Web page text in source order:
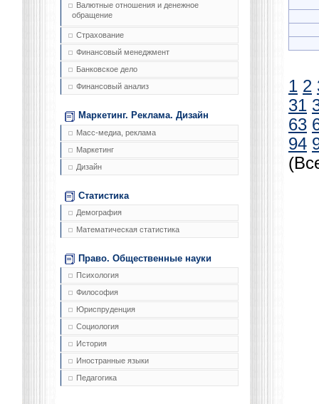
Валютные отношения и денежное
обращение
Страхование
Финансовый менеджмент
Банковское дело
Финансовый анализ
Маркетинг. Реклама. Дизайн
Масс-медиа, реклама
Маркетинг
Дизайн
Статистика
Демография
Математическая статистика
Право. Общественные науки
Психология
Философия
Юриспруденция
Социология
История
Иностранные языки
Педагогика
1 2
31
63
94